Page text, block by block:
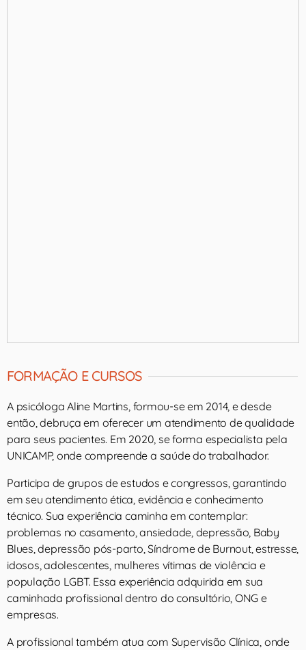
FORMAÇÃO E CURSOS
A psicóloga Aline Martins, formou-se em 2014, e desde
então, debruça em oferecer um atendimento de qualidade
para seus pacientes. Em 2020, se forma especialista pela
UNICAMP, onde compreende a saúde do trabalhador.
Participa de grupos de estudos e congressos, garantindo
em seu atendimento ética, evidência e conhecimento
técnico. Sua experiência caminha em contemplar:
problemas no casamento, ansiedade, depressão, Baby
Blues, depressão pós-parto, Síndrome de Burnout, estresse,
idosos, adolescentes, mulheres vítimas de violência e
população LGBT. Essa experiência adquirida em sua
caminhada profissional dentro do consultório, ONG e
empresas.
A profissional também atua com Supervisão Clínica, onde